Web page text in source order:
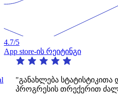
4.7/5
App store-ის რეიტინგი
სტატისტიკითა და
თრექერით ძალიან